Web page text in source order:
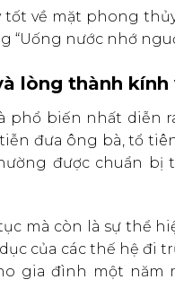
tốt về mặt phong
nước nhớ
lòng thành
phổ biến nhất diễn
đưa ông bà, tổ
được chuẩn
mà còn là sự thể
của các thế hệ đi
gia đình một năm